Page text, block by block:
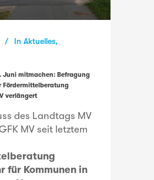
In Aktuelles,
Juni mitmachen: Befragung
Fördermittelberatung
verlängert
des Landtags MV
MV seit letztem
für Kommunen in